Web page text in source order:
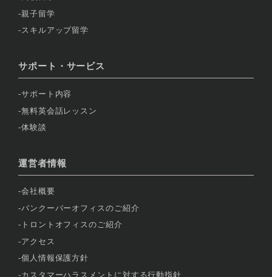
親子留学
スキルアップ留学
サポート・サービス
サポート内容
無料英会話レッスン
体験談
運営者情報
会社概要
バンクーバーオフィスのご紹介
トロントオフィスのご紹介
アクセス
個人情報保護方針
カスタマーハラスメントに対する行動指針